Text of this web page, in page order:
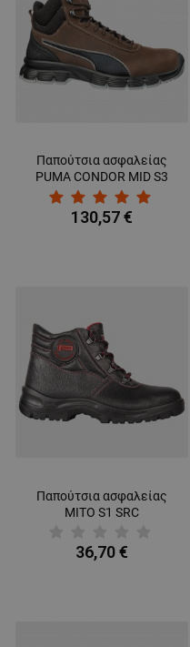
Παπούτσια ασφαλείας
PUMA CONDOR MID S3
ESD SRC
130,57 €
Παπούτσια ασφαλείας
MITO S1 SRC
36,70 €